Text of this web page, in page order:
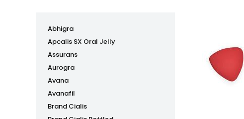
Abhigra
Apcalis SX Oral Jelly
Assurans
Aurogra
Avana
Avanafil
Brand Cialis